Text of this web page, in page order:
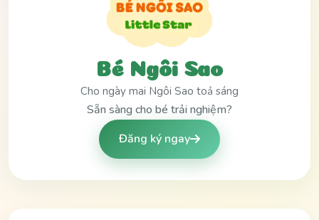
Bé Ngôi Sao
Cho ngày mai Ngôi Sao toả sáng
Sẵn sàng cho bé trải nghiệm?
Đăng ký ngay